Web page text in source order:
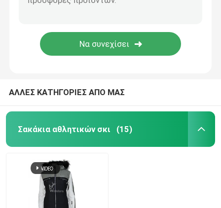
ΑΛΛΕΣ ΚΑΤΗΓΟΡΙΕΣ ΑΠΟ ΜΑΣ
Σακάκια αθλητικών σκι (15)